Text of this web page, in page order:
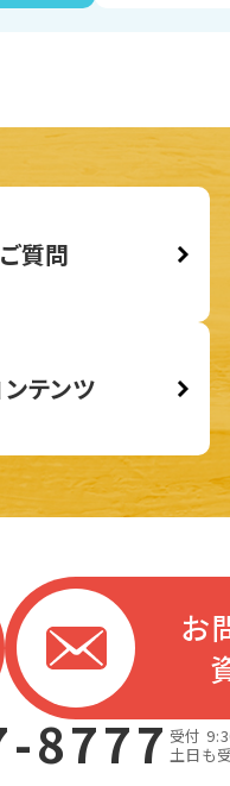
質問
テンツ
お
8777受付
土日も